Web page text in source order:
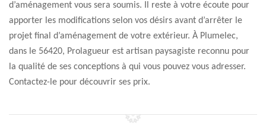
d’aménagement vous sera soumis. Il reste à votre écoute pour
apporter les modifications selon vos désirs avant d’arrêter le
projet final d’aménagement de votre extérieur. À Plumelec,
dans le 56420, Prolagueur est artisan paysagiste reconnu pour
la qualité de ses conceptions à qui vous pouvez vous adresser.
Contactez-le pour découvrir ses prix.